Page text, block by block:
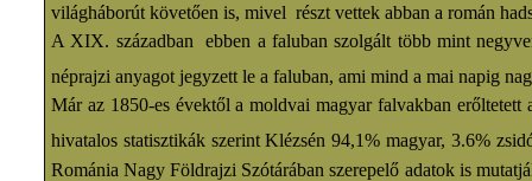
világháborút követően is, mivel részt vettek abban a román
A XIX. században ebben a faluban szolgált több mint
néprajzi anyagot jegyzett le a faluban, ami mind a mai napig
Már az 1850-es évektől a moldvai magyar falvakban
hivatalos statisztikák szerint Klézsén 94,1% magyar, 3.6%
Románia Nagy Földrajzi Szótárában szerepelő adatok is